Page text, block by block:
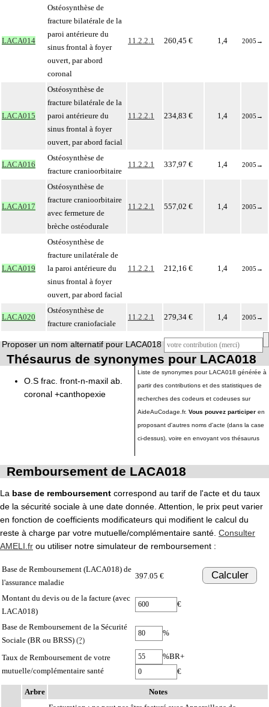
LACA014
Ostéosynthèse de
fracture bilatérale de la
paroi antérieure du
sinus frontal à foyer
ouvert, par abord
coronal
11.2.2.1 260,45 € 1,4 2005 →
LACA015
Ostéosynthèse de
fracture bilatérale de la
paroi antérieure du
sinus frontal à foyer
ouvert, par abord facial
11.2.2.1 234,83 € 1,4 2005 →
LACA016
Ostéosynthèse de
fracture cranioorbitaire
11.2.2.1 337,97 € 1,4 2005 →
LACA017
Ostéosynthèse de
fracture cranioorbitaire
avec fermeture de
brèche ostéodurale
11.2.2.1 557,02 € 1,4 2005 →
LACA019
Ostéosynthèse de
fracture unilatérale de
la paroi antérieure du
sinus frontal à foyer
ouvert, par abord facial
11.2.2.1 212,16 € 1,4 2005 →
LACA020
Ostéosynthèse de
fracture craniofaciale
11.2.2.1 279,34 € 1,4 2005 →
Proposer un nom alternatif pour LACA018
Thésaurus de synonymes pour LACA018
O.S frac. front-n-maxil ab.
coronal +canthopexie
Liste de synonymes pour LACA018 générée à
partir des contributions et des statistiques de
recherches des codeurs et codeuses sur
AideAuCodage.fr. Vous pouvez participer en
proposant d'autres noms d'acte (dans la case
ci-dessus), voire en envoyant vos thésaurus
Remboursement de LACA018
La base de remboursement correspond au tarif de l'acte et du taux
de la sécurité sociale à une date donnée. Attention, le prix peut varier
en fonction de coefficients modificateurs qui modifient le calcul du
reste à charge par votre mutuelle/complémentaire santé. Consulter
AMELI.fr ou utiliser notre simulateur de remboursement :
Base de Remboursement (LACA018) de
l'assurance maladie
397.05 € Calculer
Montant du devis ou de la facture (avec
LACA018)
€
Base de Remboursement de la Sécurité
Sociale (BR ou BRSS) (?)
%
Taux de Remboursement de votre
mutuelle/complémentaire santé
%BR+
€
Arbre
Notes